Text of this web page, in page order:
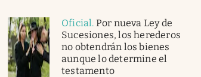
Oficial. Por nueva Ley de
Sucesiones, los herederos
no obtendrán los bienes
aunque lo determine el
testamento